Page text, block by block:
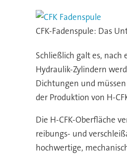
CFK-Fadenspule: Das
Schließlich galt es,
Hydraulik-Zylindern
Dichtungen und
der Produktion von H-
Die H-CFK-Oberfläche
reibungs- und
hochwertige,